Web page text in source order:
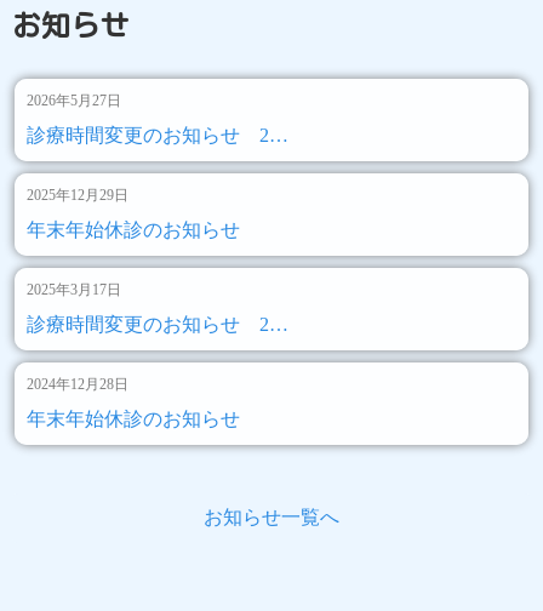
お知らせ
2026年5月27日
診療時間変更のお知らせ 2…
2025年12月29日
年末年始休診のお知らせ
2025年3月17日
診療時間変更のお知らせ 2…
2024年12月28日
年末年始休診のお知らせ
お知らせ一覧へ